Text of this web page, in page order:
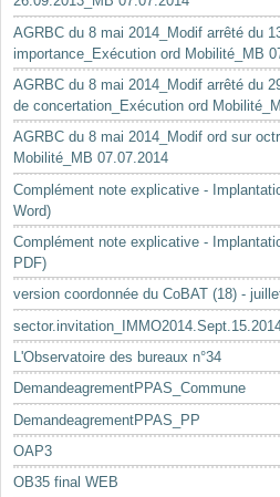
AGRBC du 8 mai 2014_Modif arrêté du
importance_Exécution ord Mobilité_MB
AGRBC du 8 mai 2014_Modif arrêté du
de concertation_Exécution ord
AGRBC du 8 mai 2014_Modif ord sur
Mobilité_MB 07.07.2014
Complément note explicative -
Word)
Complément note explicative -
PDF)
version coordonnée du CoBAT (18) -
L'Observatoire des bureaux n°34
DemandeagrementPPAS_Commune
DemandeagrementPPAS_PP
OAP3
OB35 final WEB